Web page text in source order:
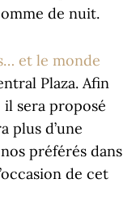
de nuit.
et le monde
Plaza. Afin
sera proposé
plus d’une
préférés dans
de cet